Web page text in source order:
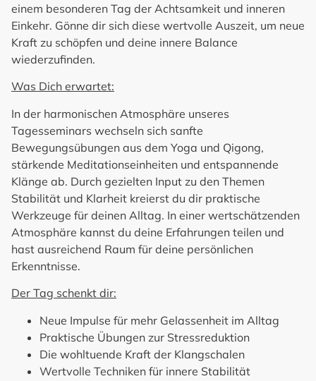
einem besonderen Tag der Achtsamkeit und inneren
Einkehr. Gönne dir sich diese wertvolle Auszeit, um neue
Kraft zu schöpfen und deine innere Balance
wiederzufinden.
Was Dich erwartet:
In der harmonischen Atmosphäre unseres
Tagesseminars wechseln sich sanfte
Bewegungsübungen aus dem Yoga und Qigong,
stärkende Meditationseinheiten und entspannende
Klänge ab. Durch gezielten Input zu den Themen
Stabilität und Klarheit kreierst du dir praktische
Werkzeuge für deinen Alltag. In einer wertschätzenden
Atmosphäre kannst du deine Erfahrungen teilen und
hast ausreichend Raum für deine persönlichen
Erkenntnisse.
Der Tag schenkt dir:
Neue Impulse für mehr Gelassenheit im Alltag
Praktische Übungen zur Stressreduktion
Die wohltuende Kraft der Klangschalen
Wertvolle Techniken für innere Stabilität